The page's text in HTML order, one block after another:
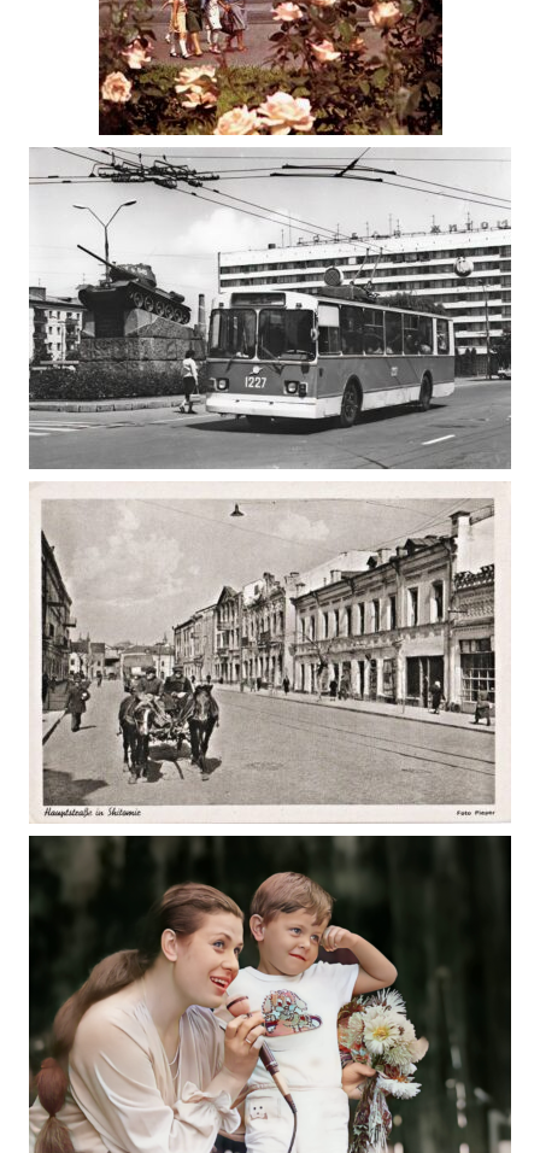
БУДІВНИЦТВО ГОТЕЛЮ “УКРАЇНА” В
ЖИТОМИРІ 1983
Фото Житомир (1980-1990)
ЖИТОМИРСЬКИЙ ТРОЛЕЙБУС ТА ТРАМВАЙ
1990 – ААРЕ ОЛАНДЕР, ТАЛЛІНН, ЕСТОНСЬКА
РЕСПУБЛИКА.
Фото Житомир (1980-1990)
ЖИТОМИР 191-1943 Р. ЖИТНІЙ РИНОК, ВУЛ.
КИЇВСЬКА
Фото Житомира періоду
Другої світової війни